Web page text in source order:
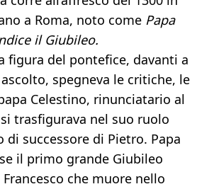
a Roma, noto come Papa
il Giubileo.
figura del pontefice, davanti a
spegneva le critiche, le
Celestino, rinunciatario al
trasfigurava nel suo ruolo
di successore di Pietro. Papa
il primo grande Giubileo
che muore nello